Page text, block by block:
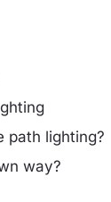
path lighting?
way?